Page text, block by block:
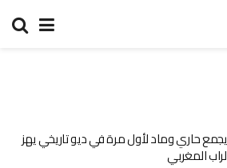
حاري وماد لأول مرة في ديو تاريخي يهز
المغربي